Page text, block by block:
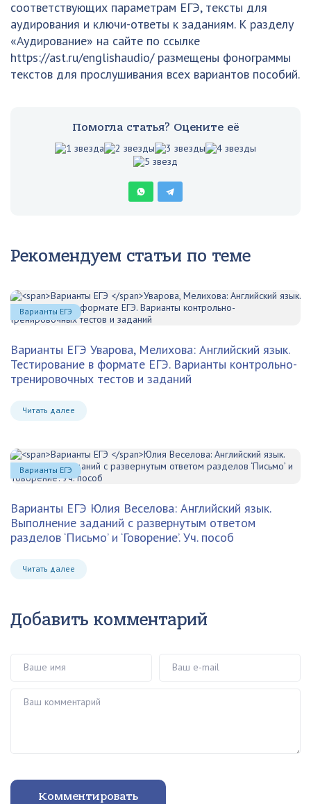
соответствующих параметрам ЕГЭ, тексты для
аудирования и ключи-ответы к заданиям. К разделу
«Аудирование» на сайте по ссылке
https://ast.ru/englishaudio/ размещены фонограммы
текстов для прослушивания всех вариантов пособий.
Помогла статья? Оцените её
Рекомендуем статьи по теме
Варианты ЕГЭ Уварова, Мелихова: Английский язык.
Тестирование в формате ЕГЭ. Варианты контрольно-
тренировочных тестов и заданий
Читать далее
Варианты ЕГЭ
Варианты ЕГЭ Юлия Веселова: Английский язык.
Выполнение заданий с развернутым ответом
разделов ‘Письмо’ и ‘Говорение’. Уч. пособ
Читать далее
Варианты ЕГЭ
Добавить комментарий
Комментировать